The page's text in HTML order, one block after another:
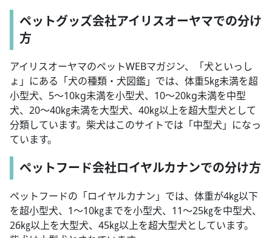
ペットグッズ会社アイリスオーヤマでの分け
方
アイリスオーヤマのペットWEBマガジン、「犬といっし
ょ」にある「犬の種類・犬図鑑」では、体重5㎏未満を超
小型犬、5～10kg未満を小型犬、10～20kg未満を中型
犬、20～40㎏未満を大型犬、40㎏以上を超大型犬として
分類しています。柴犬はこのサイトでは「中型犬」になっ
ています。
ペットフード会社ロイヤルカナンでの分け方
ペットフードの「ロイヤルカナン」では、体重が4㎏以下
を超小型犬、1～10㎏までを小型犬、11～25㎏を中型犬、
26㎏以上を大型犬、45㎏以上を超大型犬としています。